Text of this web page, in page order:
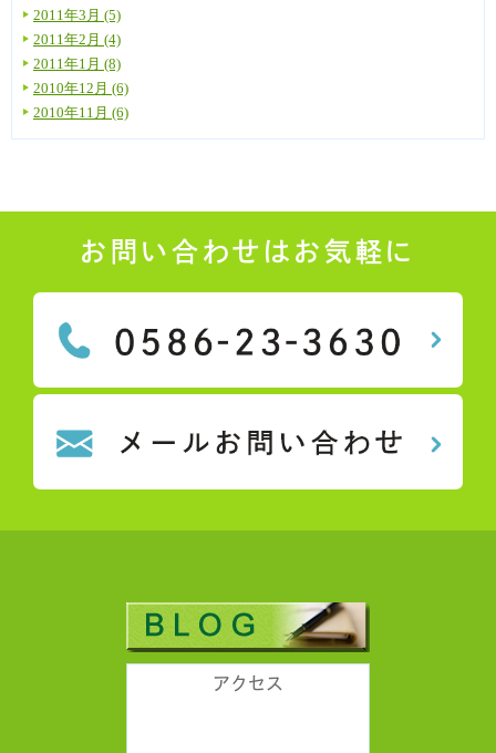
2011年3月 (5)
2011年2月 (4)
2011年1月 (8)
2010年12月 (6)
2010年11月 (6)
お問い合わせはお気軽に
アクセス